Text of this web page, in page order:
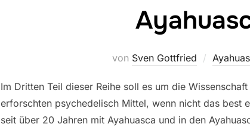
von Sven Gottfried
Im Dritten Teil dieser Reihe soll es um die
erforschten psychedelisch Mittel, wenn nicht das best
seit über 20 Jahren mit Ayahuasca und in den